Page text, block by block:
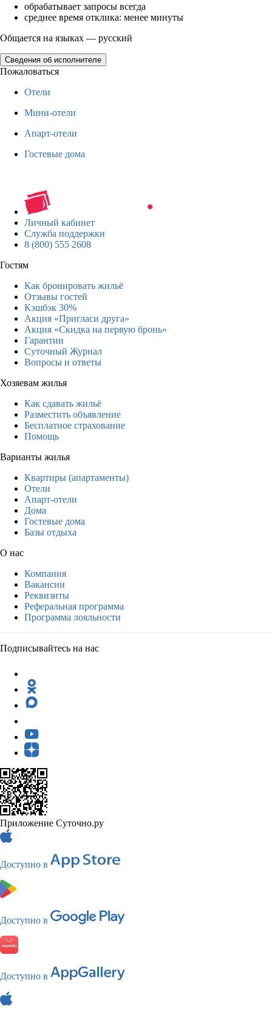
обрабатывает запросы всегда
среднее время отклика: менее минуты
Общается на языках — русский
Сведения об исполнителе
Пожаловаться
Отели
Мини-отели
Апарт-отели
Гостевые дома
Личный кабинет
Служба поддержки
8 (800) 555 2608
Гостям
Как бронировать жильё
Отзывы гостей
Кэшбэк 30%
Акция «Пригласи друга»
Акция «Скидка на первую бронь»
Гарантии
Суточный Журнал
Вопросы и ответы
Хозяевам жилья
Как сдавать жильё
Разместить объявление
Бесплатное страхование
Помощь
Варианты жилья
Квартиры (апартаменты)
Отели
Апарт-отели
Дома
Гостевые дома
Базы отдыха
О нас
Компания
Вакансии
Реквизиты
Реферальная программа
Программа лояльности
Подписывайтесь на нас
Приложение Суточно.ру
Доступно в
Доступно в
Доступно в